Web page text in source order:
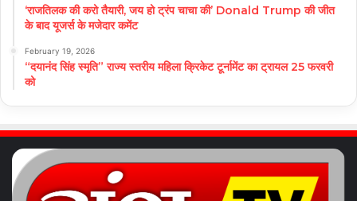
‘राजतिलक की करो तैयारी, जय हो ट्रंप चाचा की’ Donald Trump की जीत
के बाद यूजर्स के मजेदार कमेंट
February 19, 2026
“दयानंद सिंह स्मृति” राज्य स्तरीय महिला क्रिकेट टूर्नामेंट का ट्रायल 25 फरवरी
को